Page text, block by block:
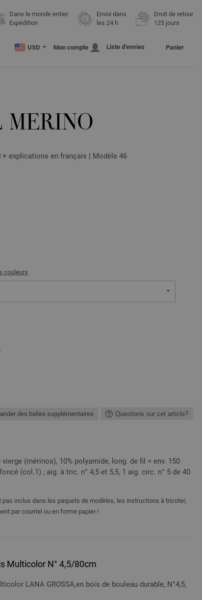
Dans le monde entier
Expédition
Envoi dans
les 24 h
Droit de retour
125 jours
USD Mon compte Liste d'envies Panier
MERINO
explications en français | Modèle 46
couleurs
des balles supplémentaires Questions sur cet article?
(mérinos), 10% polyamide, long. de fil = env. 150
(col.1) ; aig. à tric. n° 4,5 et 5,5, 1 aig. circ. n° 5 de 40
inclus dans les paquets de modèles, les instructions à tricoter,
par courriel ou en forme papier !
Multicolor N° 4,5/80cm
LANA GROSSA,en bois de bouleau durable, N°4,5,